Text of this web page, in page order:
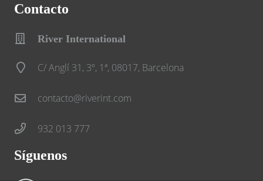
Contacto
River International
C/ Anglí 31, 3º, 1ª, 08017, Barcelona
contacto@riverint.com
932 013 777
Síguenos